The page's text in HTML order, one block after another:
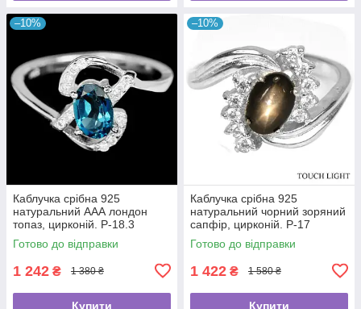
–10%
Каблучка срібна 925
натуральний ААА лондон
топаз, цирконій. Р-18.3
Готово до відправки
1 242 ₴ 1 380 ₴
Купити
–10%
Каблучка срібна 925
натуральний чорний зоряний
сапфір, цирконій. Р-17
Готово до відправки
1 422 ₴ 1 580 ₴
Купити